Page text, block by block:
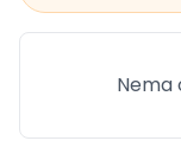
Nema